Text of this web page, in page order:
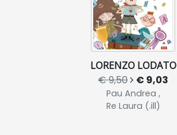
LORENZO LODATO
€ 9,50 € 9,03
Pau Andrea ,
Re Laura (.ill)